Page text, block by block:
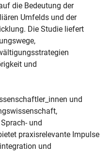
die Bedeutung der
Umfelds und der
Die Studie liefert
und
und
und
praxisrelevante Impulse
und